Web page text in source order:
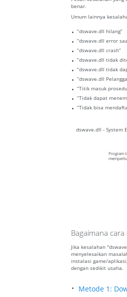
benar.
Umum lainnya
“dswave.dll hilang”
“dswave.dll error
“dswave.dll crash”
“dswave.dll tidak
“dswave.dll tidak
“dswave.dll
“Titik masuk
“Tidak dapat
“Tidak bisa
dswave.dll - System
Program
Bagaimana
Jika kesalahan
menyelesaikan
instalasi game/
dengan sedikit usaha.
Metode 1: